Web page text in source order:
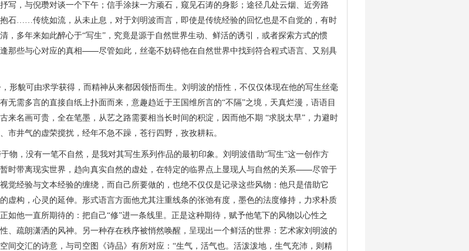
写，与倪瓒对谈一个下午；信手涂抹一方顽石，窥见石涛的身影；途径几处云烟、近旁路
石……传统如流，从未止息，对于刘明波而言，即使是传统经验的回忆也是不自觉的，有时
，多年来如此醉心于“写生”，究竟是源于自然世界生动、鲜活的诱引，或者探索方式的惯
那些与心对应的真相——尽管如此，丝毫不妨碍他在自然世界中找到符合程式语言、又别具
形貌可由求学获得，而精神从来都因领悟而生。刘明波的悟性，不仅仅体现在他的写生丝毫
无需多言的直接自纸上扑面而来，意趣趋近于王国维所言的“不隔”之境，天真烂漫，语语目
来名画可贵，全在笔墨，从艺之路需要相当长时间的积淀，因而他不期 “求脱太早”，力避时
市井气的虚荣搅扰，经年不急不躁，苍行四野，孜孜耕耘。
物，没有一笔不自然，是我对其写生系列作品的最初印象。刘明波借助“写生”这一创作方
时带离现实世界，趋向真实自然的虚处，在特定的临界点上显现人与自然的关系——尽管于
觉经验与文本经验的缠绕，而自己所要做的，也绝不仅仅是记录这些风物：他只是借助它
虚构，心灵的延伸。形式语言方面他尤其注重线条的张弛有度，墨色的法度修持，力求朴质
如他一直所期待的：把自己“修”进一条线里。正是这种期待，赋予他笔下的风物以心性之
、疏朗潇洒的风神。另一种存在秩序被悄然唤醒，呈现出一个鲜活的世界：艺术家刘明波的
间交汇的诗意，与司空图《诗品》有所对应：“生气，活气也。活泼泼地，生气充沛，则精